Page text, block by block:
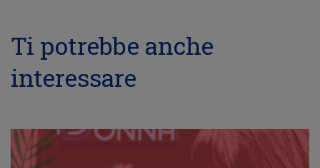
Ti potrebbe anche
interessare